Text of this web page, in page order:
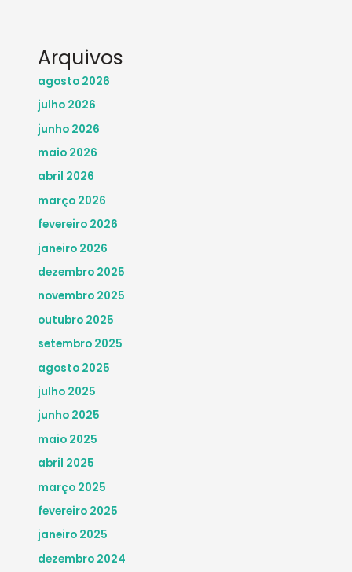
Arquivos
agosto 2026
julho 2026
junho 2026
maio 2026
abril 2026
março 2026
fevereiro 2026
janeiro 2026
dezembro 2025
novembro 2025
outubro 2025
setembro 2025
agosto 2025
julho 2025
junho 2025
maio 2025
abril 2025
março 2025
fevereiro 2025
janeiro 2025
dezembro 2024